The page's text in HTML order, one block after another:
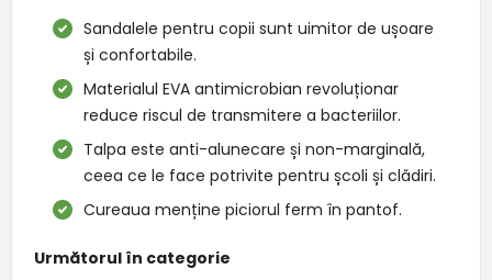
Sandalele pentru copii sunt uimitor de ușoare
și confortabile.
Materialul EVA antimicrobian revoluționar
reduce riscul de transmitere a bacteriilor.
Talpa este anti-alunecare și non-marginală,
ceea ce le face potrivite pentru școli și clădiri.
Cureaua menține piciorul ferm în pantof.
Următorul în categorie